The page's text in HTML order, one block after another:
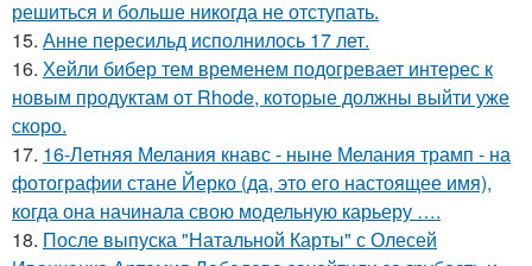
решиться и больше никогда не отступать.
15. Анне пересильд исполнилось 17 лет.
16. Хейли бибер тем временем подогревает интерес к
новым продуктам от Rhode, которые должны выйти уже
скоро.
17. 16-Летняя Мелания кнавс - ныне Мелания трамп - на
фотографии стане Йерко (да, это его настоящее имя),
когда она начинала свою модельную карьеру ….
18. После выпуска "Натальной Карты" с Олесей